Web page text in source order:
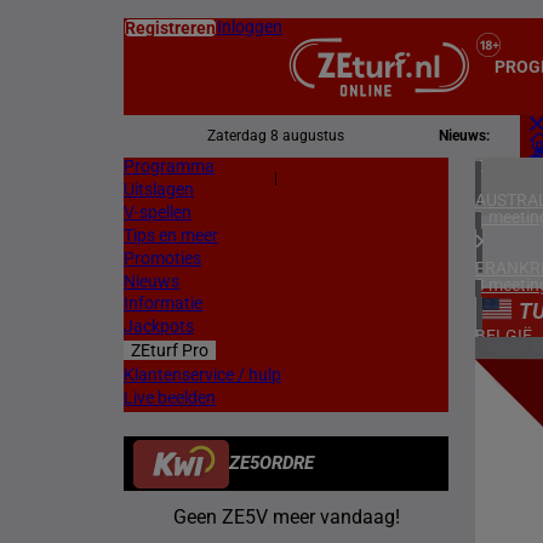
RegistrerenInloggen
Zaterdag 8 augustus Nieuws:
Programma
Uitslagen
V-spellen
Tips en meer
Promoties
Nieuws
Informatie
Jackpots
ZEturf Pro
Klantenservice / hulp
Live beelden
ZE5ORDRE
Geen ZE5V meer vandaag!
1
3
BELGIË
ZWEDEN
3
1
29/04/